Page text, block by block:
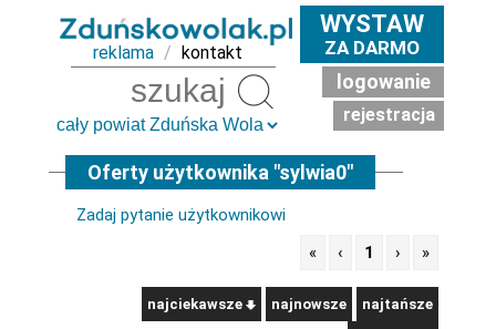
reklama / kontakt
WYSTAW
ZA DARMO
logowanie
rejestracja
Oferty użytkownika "sylwia0"
Zadaj pytanie użytkownikowi
«
‹ 1 › »
najciekawsze najnowsze najtańsze